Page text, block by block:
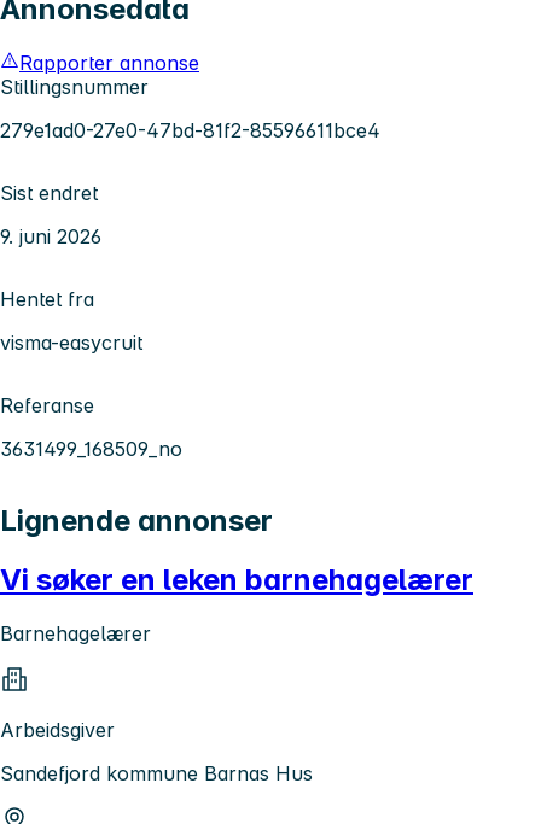
Annonsedata
Rapporter annonse
Stillingsnummer
279e1ad0-27e0-47bd-81f2-85596611bce4
Sist endret
9. juni 2026
Hentet fra
visma-easycruit
Referanse
3631499_168509_no
Lignende annonser
Vi søker en leken barnehagelærer
Barnehagelærer
Arbeidsgiver
Sandefjord kommune Barnas Hus